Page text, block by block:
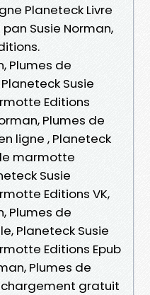
Planeteck Livre
Susie Norman,
Plumes de
Susie
Editions
Plumes de
ligne , Planeteck
marmotte
Susie
Editions VK,
Plumes de
Planeteck Susie
Editions Epub
Plumes de
gratuit